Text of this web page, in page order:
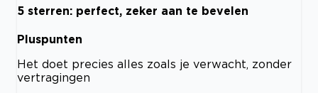
5 sterren: perfect, zeker aan te bevelen
Pluspunten
Het doet precies alles zoals je verwacht, zonder
vertragingen